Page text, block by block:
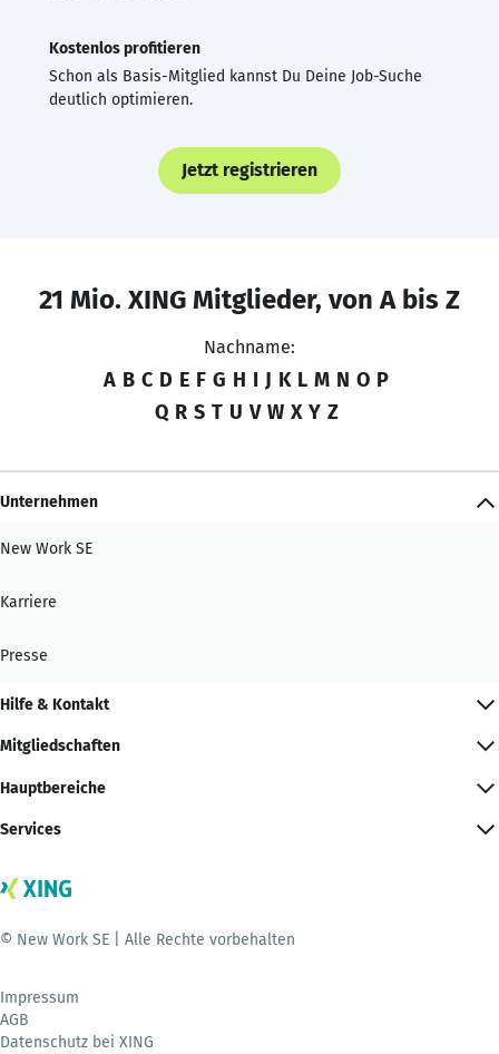
Kostenlos profitieren
Schon als Basis-Mitglied kannst Du Deine Job-Suche
deutlich optimieren.
Jetzt registrieren
21 Mio. XING Mitglieder, von A bis Z
Nachname:
A B C D E F G H I J K L M N O P
Q R S T U V W X Y Z
Unternehmen
New Work SE
Karriere
Presse
Hilfe & Kontakt
Mitgliedschaften
Hauptbereiche
Services
© New Work SE | Alle Rechte vorbehalten
Impressum
AGB
Datenschutz bei XING